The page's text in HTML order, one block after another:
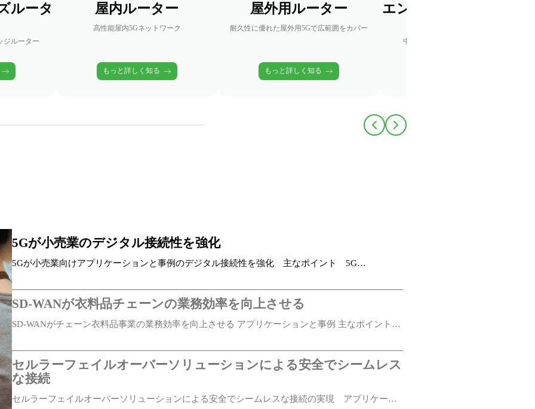
ルータ
ジルーター
屋内ルーター
高性能屋内5Gネットワーク
もっと詳しく知る
屋外用ルーター
耐久性に優れた屋外用5Gで広範囲をカバー
もっと詳しく知る
エンタープライズワイ
中小企業向けシームレスワイヤレス
5Gが小売業のデジタル接続性を強化
5Gが小売業向けアプリケーションと事例のデジタル接続性を強化 主なポイント 5G…
SD-WANが衣料品チェーンの業務効率を向上させる
SD-WANがチェーン衣料品事業の業務効率を向上させる アプリケーションと事例 主なポイント
セルラーフェイルオーバーソリューションによる安全でシームレス
な接続
セルラーフェイルオーバーソリューションによる安全でシームレスな接続の実現 アプリケーシ